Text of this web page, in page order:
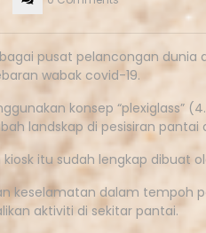
pusat pelancongan
wabak covid-19.
konsep “plexiglass”
landskap di pesisiran
itu sudah lengkap dibuat
keselamatan dalam tempoh
aktiviti di sekitar pantai.